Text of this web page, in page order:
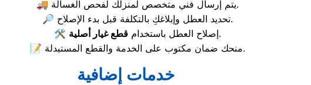
🚚 يتم إرسال فني متخصص لمنزلك لفحص الغسالة.
🔎 تحديد العطل وإبلاغكِ بالتكلفة قبل بدء الإصلاح.
🛠️ إصلاح العطل باستخدام قطع غيار أصلية
.
📝 منحك ضمان مكتوب على الخدمة والقطع المستبدلة.
خدمات إضافية